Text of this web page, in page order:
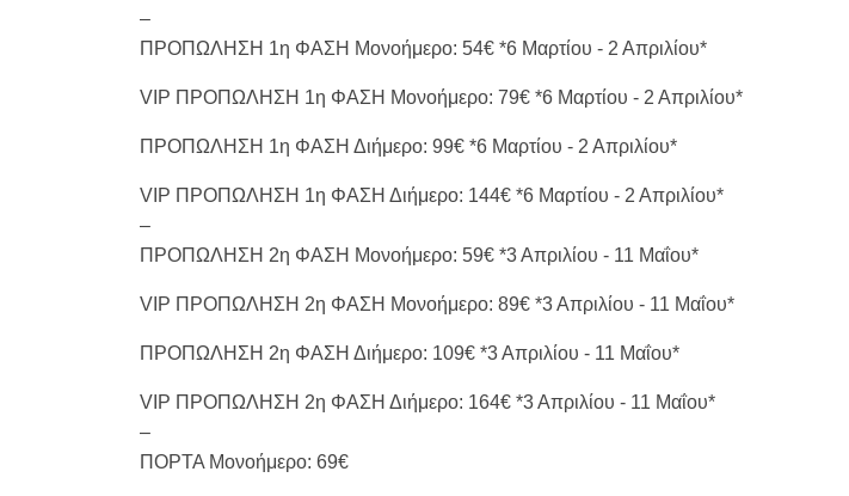
–
ΠΡΟΠΩΛΗΣΗ 1η ΦΑΣΗ Μονοήμερο: 54€ *6 Μαρτίου - 2 Απριλίου*
VIP ΠΡΟΠΩΛΗΣΗ 1η ΦΑΣΗ Μονοήμερο: 79€ *6 Μαρτίου - 2 Απριλίου*
ΠΡΟΠΩΛΗΣΗ 1η ΦΑΣΗ Διήμερο: 99€ *6 Μαρτίου - 2 Απριλίου*
VIP ΠΡΟΠΩΛΗΣΗ 1η ΦΑΣΗ Διήμερο: 144€ *6 Μαρτίου - 2 Απριλίου*
–
ΠΡΟΠΩΛΗΣΗ 2η ΦΑΣΗ Μονοήμερο: 59€ *3 Απριλίου - 11 Μαΐου*
VIP ΠΡΟΠΩΛΗΣΗ 2η ΦΑΣΗ Μονοήμερο: 89€ *3 Απριλίου - 11 Μαΐου*
ΠΡΟΠΩΛΗΣΗ 2η ΦΑΣΗ Διήμερο: 109€ *3 Απριλίου - 11 Μαΐου*
VIP ΠΡΟΠΩΛΗΣΗ 2η ΦΑΣΗ Διήμερο: 164€ *3 Απριλίου - 11 Μαΐου*
–
ΠΟΡΤΑ Μονοήμερο: 69€